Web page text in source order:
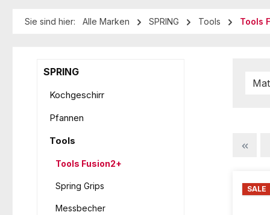
Sie sind hier: Alle Marken SPRING Tools Tools
SPRING
Kochgeschirr
Pfannen
Tools
Tools Fusion2+
Spring Grips
Messbecher
SALE